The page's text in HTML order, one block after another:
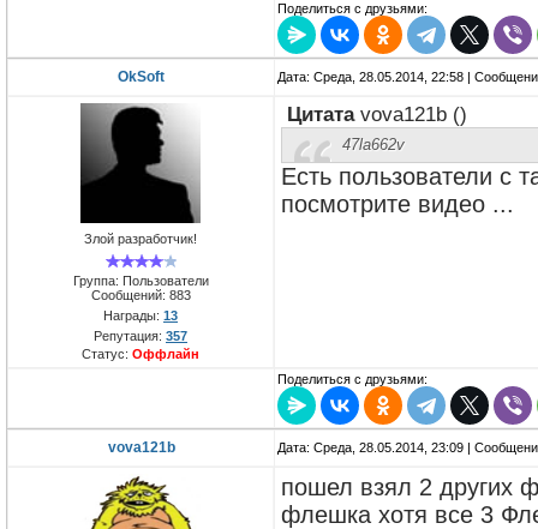
Поделиться с друзьями:
OkSoft Дата: Среда, 28.05.2014, 22:58 |
Злой разработчик!
Группа: Пользователи
Сообщений: 883
Награды: 13
Репутация: 357
Статус: Оффлайн
Цитата vova121b ()
47la662v
Есть пользователи с
посмотрите видео ...
Поделиться с друзьями:
vova121b Дата: Среда, 28.05.2014, 23:09 |
пошел взял 2 других
флешка хотя все 3